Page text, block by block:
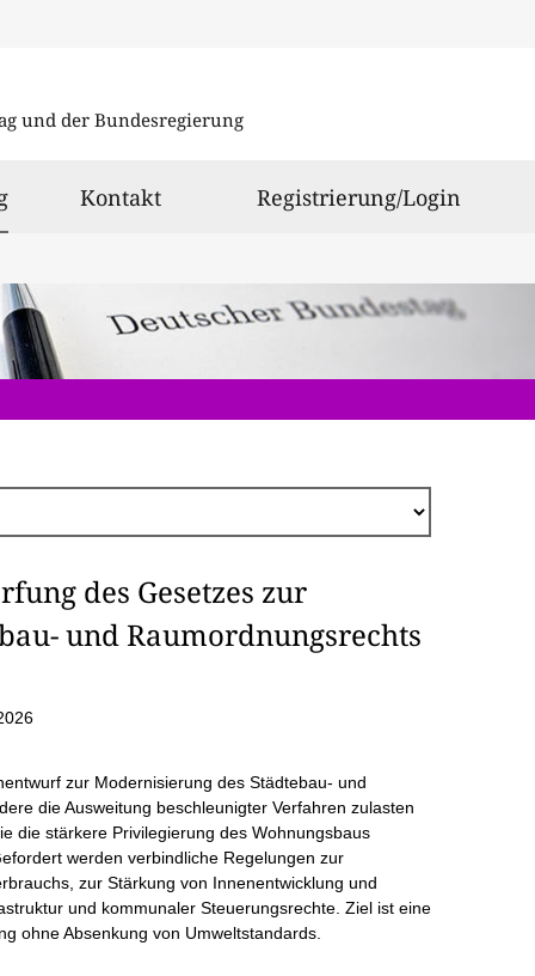
und der Bundesregierung
ausgewählt
Kontakt Registrierung/Login
des Gesetzes zur
und Raumordnungsrechts
zur Modernisierung des Städtebau- und
die Ausweitung beschleunigter Verfahren zulasten
die stärkere Privilegierung des Wohnungsbaus
werden verbindliche Regelungen zur
zur Stärkung von Innenentwicklung und
und kommunaler Steuerungsrechte. Ziel ist eine
ohne Absenkung von Umweltstandards.